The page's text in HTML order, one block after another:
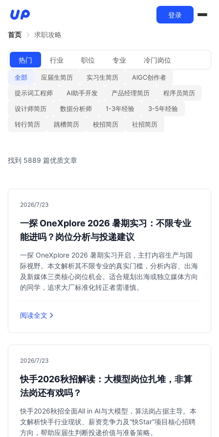
登录
首页 求职攻略
热门 行业 职位 专业 冷门岗位
全部 应届生简历 实习生简历
AIGC创作者
提示词工程师
AI助手开发 产品经理简历
程序员简历
设计师简历
数据分析师 1-3年经验
3-5年经验
转行简历
跳槽简历 校招简历 社招简历
找到 5889 篇优质文章
2026/7/23
一探 OneXplore 2026 暑期实习：不限专业
能进吗？岗位分析与投递建议
一探 OneXplore 2026 暑期实习开启，主打内容生产与国
际视野。本文解析其不限专业的真实门槛，分析内容、出海
及新媒体三类核心岗位机会。适合规划出海或独立媒体方向
的同学，追求大厂标准化转正者需谨慎。
阅读全文
2026/7/23
快手2026秋招解读：大模型岗位扎堆，非算
法岗还有戏吗？
快手2026秋招全面All in AI与大模型，算法岗占据主导。本
文解析快手行业现状、薪资竞争力及“快Star”项目核心招聘
方向，帮助应届生判断投递价值与准备策略。